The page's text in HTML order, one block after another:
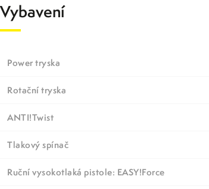
Vybavení
Power tryska
Rotační tryska
ANTI!Twist
Tlakový spínač
Ruční vysokotlaká pistole: EASY!Force